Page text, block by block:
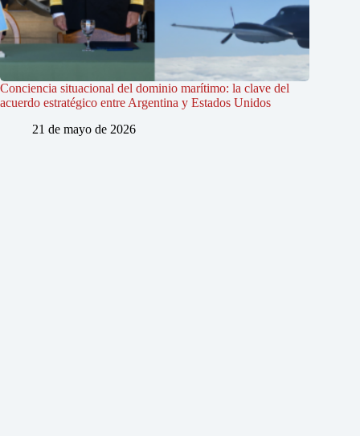
Conciencia situacional del dominio marítimo: la clave del
acuerdo estratégico entre Argentina y Estados Unidos
21 de mayo de 2026